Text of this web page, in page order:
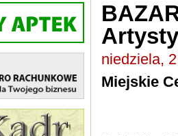
niedziela,
Miejskie